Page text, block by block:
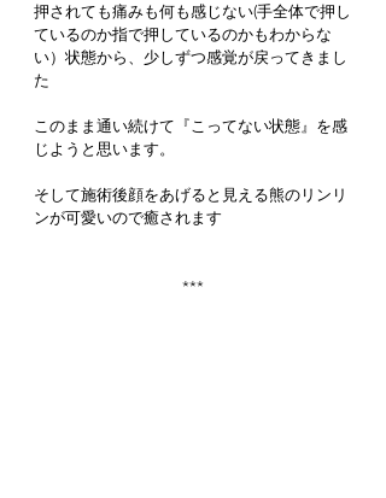
押されても痛みも何も感じない(手全体で押し
ているのか指で押しているのかもわからな
い）状態から、少しずつ感覚が戻ってきまし
た
このまま通い続けて『こってない状態』を感
じようと思います。
そして施術後顔をあげると見える熊のリンリ
ンが可愛いので癒されます
***